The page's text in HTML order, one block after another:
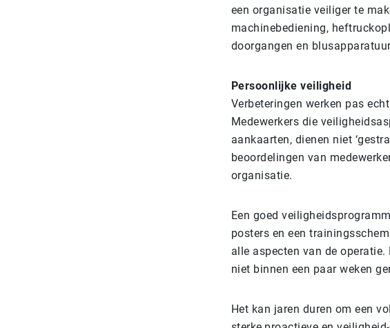
een organisatie veiliger te
machinebediening,
doorgangen en
Persoonlijke veiligheid
Verbeteringen werken pas
Medewerkers die
aankaarten, dienen niet
beoordelingen van
organisatie.
Een goed
posters en een
alle aspecten van de
niet binnen een paar weken
Het kan jaren duren om een